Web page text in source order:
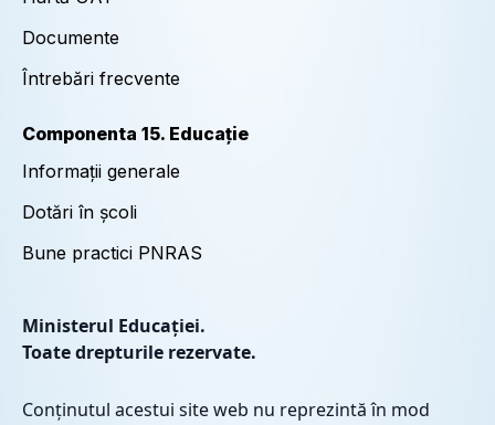
Documente
Întrebări frecvente
Componenta 15. Educație
Informații generale
Dotări în școli
Bune practici PNRAS
Ministerul Educației.
Toate drepturile rezervate.
Conținutul acestui site web nu reprezintă în mod